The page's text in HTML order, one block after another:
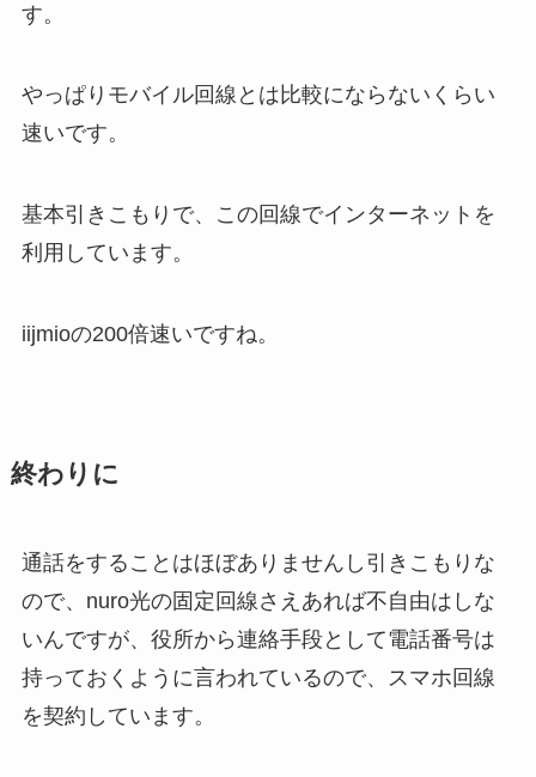
す。
やっぱりモバイル回線とは比較にならないくらい
速いです。
基本引きこもりで、この回線でインターネットを
利用しています。
iijmioの200倍速いですね。
終わりに
通話をすることはほぼありませんし引きこもりな
ので、nuro光の固定回線さえあれば不自由はしな
いんですが、役所から連絡手段として電話番号は
持っておくように言われているので、スマホ回線
を契約しています。